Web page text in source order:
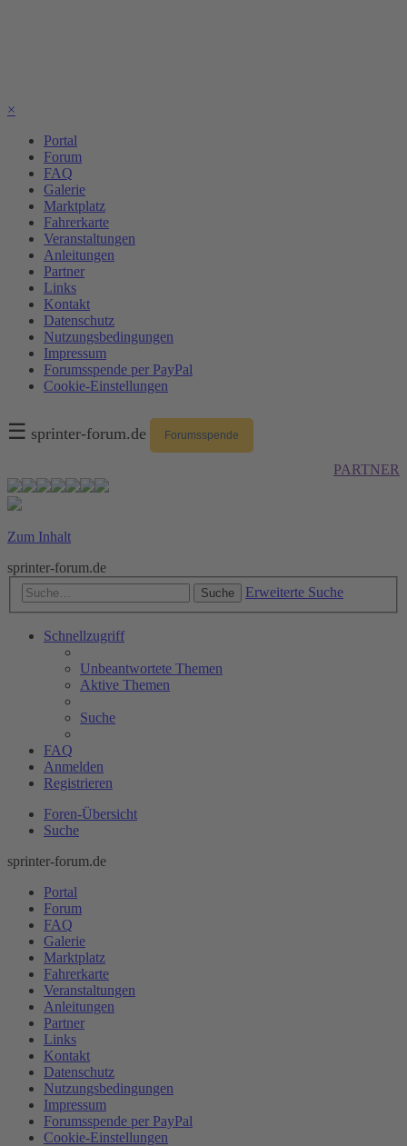
×
Portal
Forum
FAQ
Galerie
Marktplatz
Fahrerkarte
Veranstaltungen
Anleitungen
Partner
Links
Kontakt
Datenschutz
Nutzungsbedingungen
Impressum
Forumsspende per PayPal
Cookie-Einstellungen
☰ sprinter-forum.de Forumsspende
PARTNER
Zum Inhalt
sprinter-forum.de
Suche Erweiterte Suche
Schnellzugriff
Unbeantwortete Themen
Aktive Themen
Suche
FAQ
Anmelden
Registrieren
Foren-Übersicht
Suche
sprinter-forum.de
Portal
Forum
FAQ
Galerie
Marktplatz
Fahrerkarte
Veranstaltungen
Anleitungen
Partner
Links
Kontakt
Datenschutz
Nutzungsbedingungen
Impressum
Forumsspende per PayPal
Cookie-Einstellungen